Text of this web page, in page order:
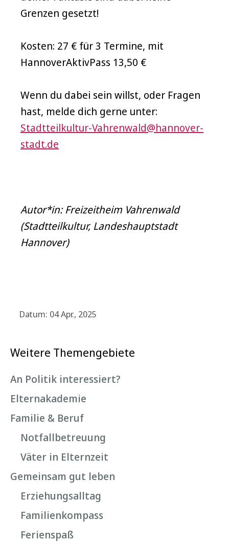
Grenzen gesetzt!
Kosten: 27 € für 3 Termine, mit
HannoverAktivPass 13,50 €
Wenn du dabei sein willst, oder Fragen
hast, melde dich gerne unter:
Stadtteilkultur-Vahrenwald@hannover-
stadt.de
Autor*in: Freizeitheim Vahrenwald
(Stadtteilkultur, Landeshauptstadt
Hannover)
Datum: 04 Apr., 2025
Weitere Themengebiete
An Politik interessiert?
Elternakademie
Familie & Beruf
Notfallbetreuung
Väter in Elternzeit
Gemeinsam gut leben
Erziehungsalltag
Familienkompass
Ferienspaß